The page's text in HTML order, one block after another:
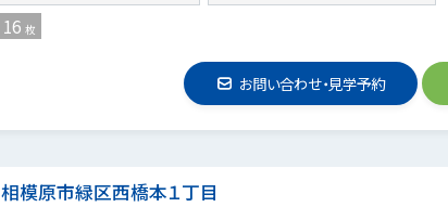
16 枚
お問い合わせ・見学予約
相模原市緑区西橋本１丁目